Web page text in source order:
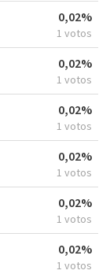
0,02%
1 votos
0,02%
1 votos
0,02%
1 votos
0,02%
1 votos
0,02%
1 votos
0,02%
1 votos